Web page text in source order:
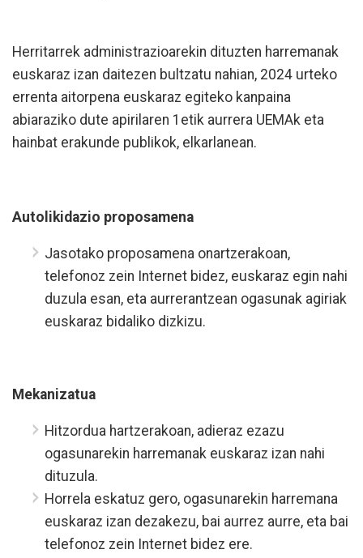
Herritarrek administrazioarekin dituzten harremanak
euskaraz izan daitezen bultzatu nahian, 2024 urteko
errenta aitorpena euskaraz egiteko kanpaina
abiaraziko dute apirilaren 1etik aurrera UEMAk eta
hainbat erakunde publikok, elkarlanean.
Autolikidazio proposamena
Jasotako proposamena onartzerakoan,
telefonoz zein Internet bidez, euskaraz egin nahi
duzula esan, eta aurrerantzean ogasunak agiriak
euskaraz bidaliko dizkizu.
Mekanizatua
Hitzordua hartzerakoan, adieraz ezazu
ogasunarekin harremanak euskaraz izan nahi
dituzula.
Horrela eskatuz gero, ogasunarekin harremana
euskaraz izan dezakezu, bai aurrez aurre, eta bai
telefonoz zein Internet bidez ere.